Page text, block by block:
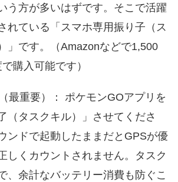
う方が多いはずです。そこで活躍
れている「スマホ専用振り子（ス
」です。（Amazonなどで1,500
購入可能です）
最重要）： ポケモンGOアプリを
（タスクキル）」させてくださ
ンドで起動したままだとGPSが優
しくカウントされません。タスク
、余計なバッテリー消費も防ぐこ